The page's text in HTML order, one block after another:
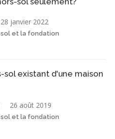
28 janvier 2022
et la fondation
sol existant d'une maison
26 août 2019
et la fondation